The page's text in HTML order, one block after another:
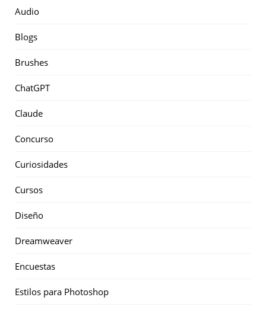
Audio
Blogs
Brushes
ChatGPT
Claude
Concurso
Curiosidades
Cursos
Diseño
Dreamweaver
Encuestas
Estilos para Photoshop